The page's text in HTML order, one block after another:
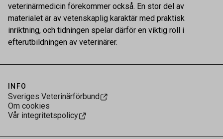
veterinärmedicin förekommer också. En stor del av
materialet är av vetenskaplig karaktär med praktisk
inriktning, och tidningen spelar därför en viktig roll i
efterutbildningen av veterinärer.
INFO
Sveriges Veterinärförbund
Om cookies
Vår integritetspolicy